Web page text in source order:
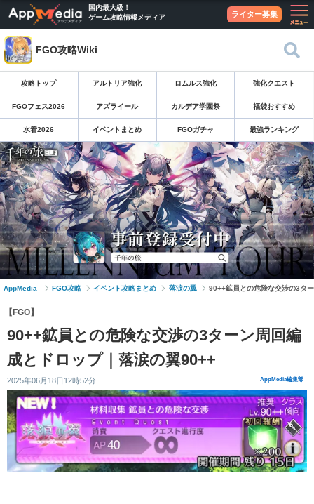
国内最大級！
ゲーム攻略情報メディア
ライター募集
FGO攻略Wiki
攻略トップ アルトリア強化 ロムルス強化 強化クエスト
FGOフェス2026 アズライール カルデア学園祭 福袋おすすめ
水着2026 イベントまとめ FGOガチャ 最強ランキング
AppMedia FGO攻略 イベント攻略まとめ 落涙の翼 90++鉱員との危険な交渉の3タ
【FGO】
90++鉱員との危険な交渉の3ターン周回編
成とドロップ｜落涙の翼90++
2025年06月18日12時52分 AppMedia編集部